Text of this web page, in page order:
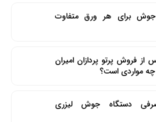
جوش برای هر ورق متفاوت
فروش پرتو پردازان امیران
چه مواردی است؟
دستگاه جوش لیزری